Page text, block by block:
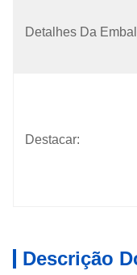
Detalhes Da
Destacar:
Descrição